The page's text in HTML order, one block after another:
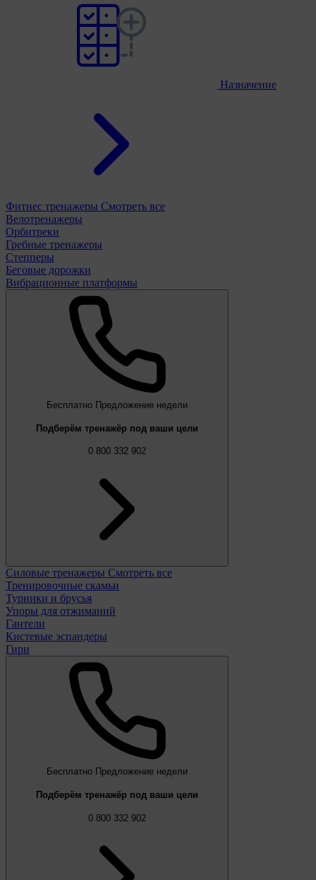
Назначение
Фитнес тренажеры Смотреть все
Велотренажеры
Орбитреки
Гребные тренажеры
Степперы
Беговые дорожки
Вибрационные платформы
Бесплатно Предложение недели
Подберём тренажёр под ваши цели
0 800 332 902
Силовые тренажеры Смотреть все
Тренировочные скамьи
Турники и брусья
Упоры для отжиманий
Гантели
Кистевые эспандеры
Гири
Бесплатно Предложение недели
Подберём тренажёр под ваши цели
0 800 332 902